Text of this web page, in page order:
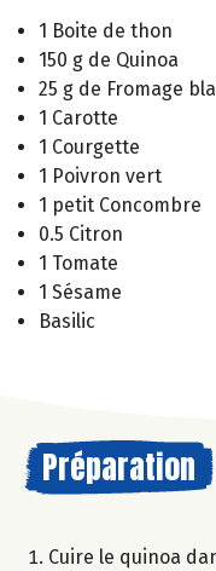
1 Boite de thon
150 g de Quinoa
25 g de Fromage
1 Carotte
1 Courgette
1 Poivron vert
1 petit Concombre
0.5 Citron
1 Tomate
1 Sésame
Basilic
Préparation
Cuire le quinoa